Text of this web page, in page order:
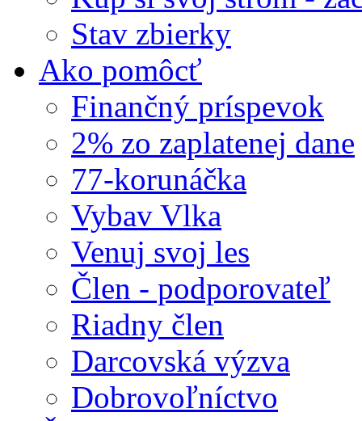
Stav zbierky
Ako pomôcť
Finančný príspevok
2% zo zaplatenej dane
77-korunáčka
Vybav Vlka
Venuj svoj les
Člen - podporovateľ
Riadny člen
Darcovská výzva
Dobrovoľníctvo